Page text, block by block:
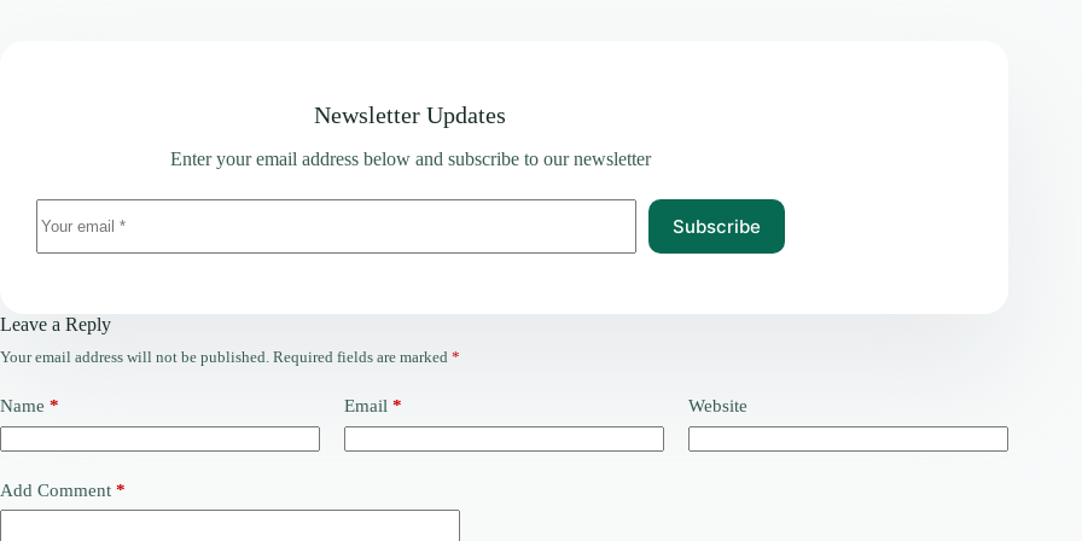
Newsletter Updates
Enter your email address below and subscribe to our newsletter
Subscribe
Leave a Reply
Your email address will not be published. Required fields are marked *
Name * Email * Website
Add Comment *